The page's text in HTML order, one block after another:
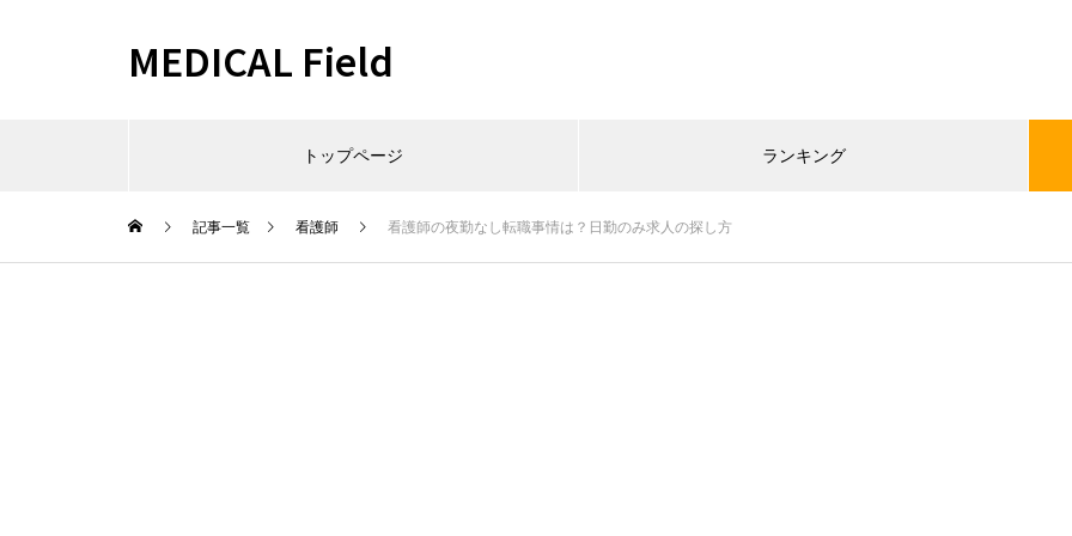
MEDICAL Field
トップページ ランキング
記事一覧 看護師 看護師の夜勤なし転職事情は？日勤のみ求人の探し方